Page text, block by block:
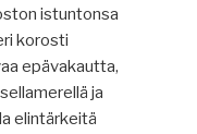
istuntonsa
korosti
epävakautta,
ja
elintärkeitä